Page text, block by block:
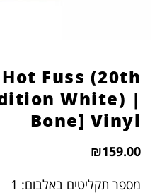
Fuss (20th
White) |
Bone] Vinyl
₪159.00
מספר תקליטים באלבום: 1